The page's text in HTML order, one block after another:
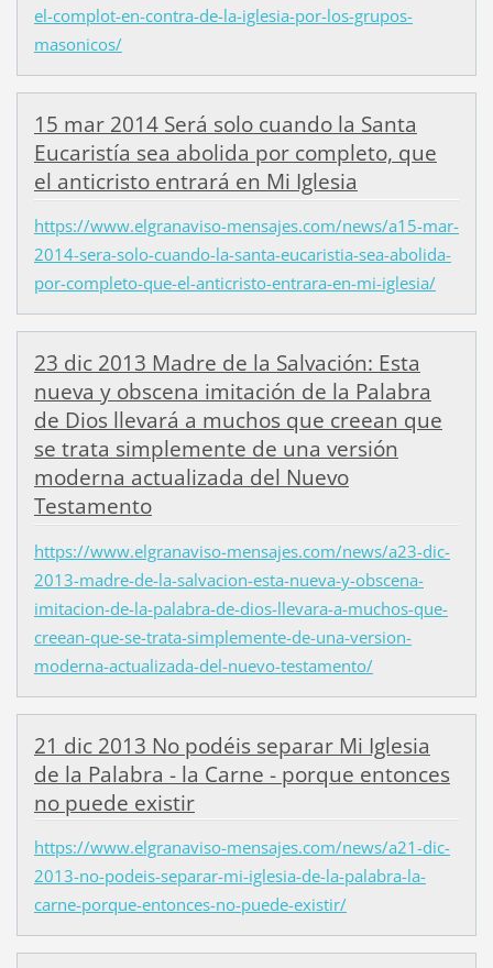
el-complot-en-contra-de-la-iglesia-por-los-grupos-
masonicos/
15 mar 2014 Será solo cuando la Santa
Eucaristía sea abolida por completo, que
el anticristo entrará en Mi Iglesia
https://www.elgranaviso-mensajes.com/news/a15-mar-
2014-sera-solo-cuando-la-santa-eucaristia-sea-abolida-
por-completo-que-el-anticristo-entrara-en-mi-iglesia/
23 dic 2013 Madre de la Salvación: Esta
nueva y obscena imitación de la Palabra
de Dios llevará a muchos que creean que
se trata simplemente de una versión
moderna actualizada del Nuevo
Testamento
https://www.elgranaviso-mensajes.com/news/a23-dic-
2013-madre-de-la-salvacion-esta-nueva-y-obscena-
imitacion-de-la-palabra-de-dios-llevara-a-muchos-que-
creean-que-se-trata-simplemente-de-una-version-
moderna-actualizada-del-nuevo-testamento/
21 dic 2013 No podéis separar Mi Iglesia
de la Palabra - la Carne - porque entonces
no puede existir
https://www.elgranaviso-mensajes.com/news/a21-dic-
2013-no-podeis-separar-mi-iglesia-de-la-palabra-la-
carne-porque-entonces-no-puede-existir/